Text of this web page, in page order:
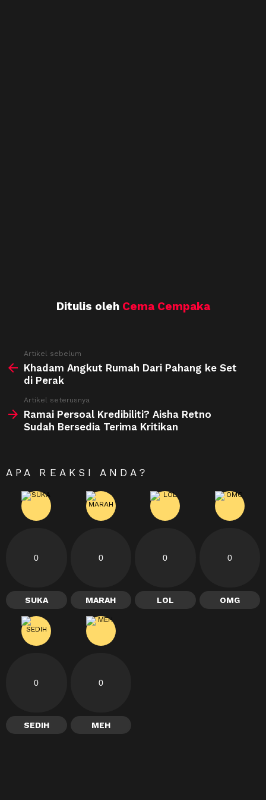
Ditulis oleh Cema Cempaka
more
Artikel sebelum
Khadam Angkut Rumah Dari Pahang ke Set
di Perak
Artikel seterusnya
Ramai Persoal Kredibiliti? Aisha Retno
Sudah Bersedia Terima Kritikan
APA REAKSI ANDA?
0
SUKA
0
MARAH
0
LOL
0
OMG
0
SEDIH
0
MEH